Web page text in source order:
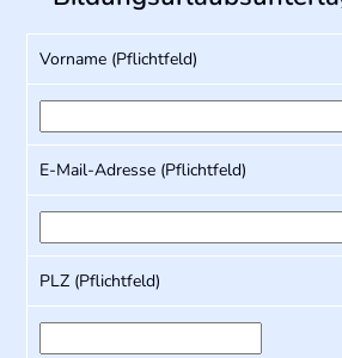
Vorname (Pflichtfeld)
E-Mail-Adresse (Pflichtfeld)
PLZ (Pflichtfeld)